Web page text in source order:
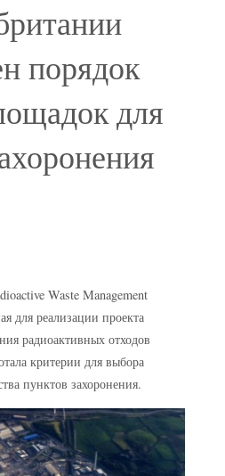
порядок
для
Waste Management
для реализации проекта
радиоактивных отходов
критерии для выбора
пунктов захоронения.